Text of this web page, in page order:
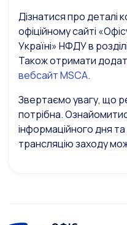
Дізнатися про деталі
офіційному сайті
Україні» НФДУ в
Також отримати
вебсайт MSCA.
Звертаємо увагу, що
потрібна.
інформаційного дня
трансляцію заходу